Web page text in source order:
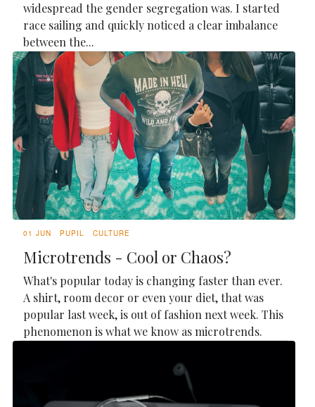
widespread the gender segregation was. I started
race sailing and quickly noticed a clear imbalance
between the...
01 JUN PUPIL CULTURE
Microtrends - Cool or Chaos?
What's popular today is changing faster than ever.
A shirt, room decor or even your diet, that was
popular last week, is out of fashion next week. This
phenomenon is what we know as microtrends.